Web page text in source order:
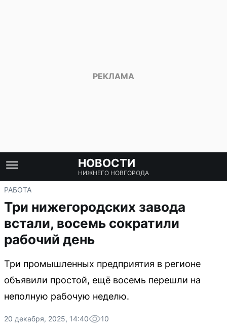
НОВОСТИ
НИЖНЕГО НОВГОРОДА
РАБОТА
Три нижегородских завода
встали, восемь сократили
рабочий день
Три промышленных предприятия в регионе
объявили простой, ещё восемь перешли на
неполную рабочую неделю.
20 декабря, 2025, 14:40 10